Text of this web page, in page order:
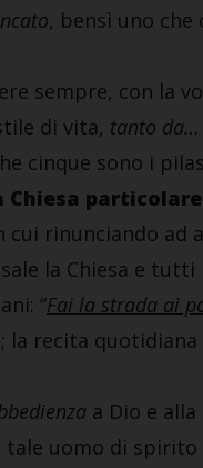
, bensì uno che
con la
di vita, tanto da…
sono i
Chiesa
cui rinunciando ad
la Chiesa e tutti
“Fai la strada ai
; la recita quotidiana
a Dio e alla
tale uomo di spirito